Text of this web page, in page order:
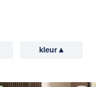
kleur▴